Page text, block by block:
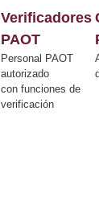
Verificadores
PAOT
Personal PAOT
autorizado
con funciones de
verificación